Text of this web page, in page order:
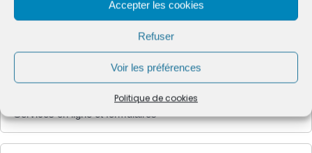
Accepter les cookies
Refuser
Voir les préférences
Politique de cookies
Services en ligne et formulaires